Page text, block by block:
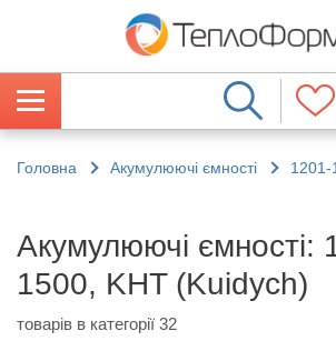
Головна Акумулюючі ємності 1201-
Акумулюючі ємності:
1500, KHT (Kuidych)
товарів в категорії 32